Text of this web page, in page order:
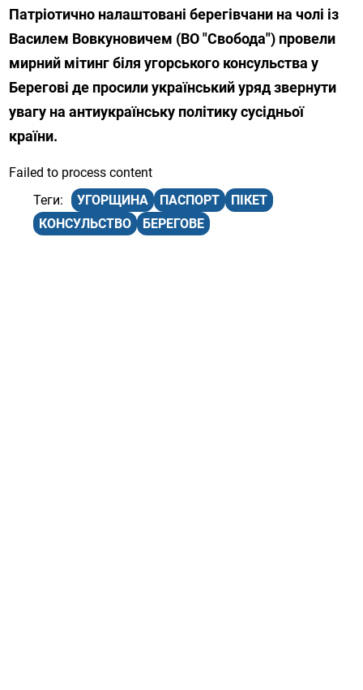
Патріотично налаштовані берегівчани на чолі із
Василем Вовкуновичем (ВО "Свобода") провели
мирний мітинг біля угорського консульства у
Берегові де просили український уряд звернути
увагу на антиукраїнську політику сусідньої
країни.
Failed to process content
УГОРЩИНА
ПАСПОРТ
ПІКЕТ
КОНСУЛЬСТВО
БЕРЕГОВЕ